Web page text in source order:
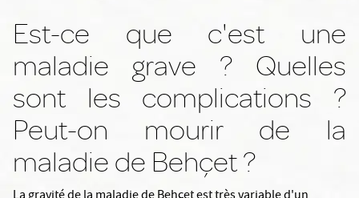
Est-ce que c'est une
maladie grave ? Quelles
sont les complications ?
Peut-on mourir de la
maladie de Behçet ?